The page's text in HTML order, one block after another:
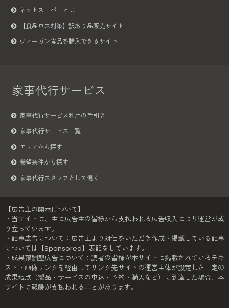
ネットスーパーとは
【食品ロス対策】訳あり品販売サイト
ヴィーガン食品を購入できるサイト
家事代行サービス
家事代行サービス利用の手引き
家事代行サービス一覧
エリアから探す
希望条件から探す
家事代行スタッフとして働く
【広告主の開示について】
・当サイトは、主に広告主の皆様から支払われる広告収入により運営が成
り立っています。
・記事広告について：広告主より対価をいただき作成・掲載している記事
については【Sponsored】表記をしています。
・成果報酬型広告について：読者の皆様が本サイトに掲載されているテキ
スト・画像リンクを経由してリンク先サイトの運営主体が設定した一定の
成果地点（製品・サービスの申込・予約・購入など）に到達した場合、本
サイトに報酬が支払われることがあります。